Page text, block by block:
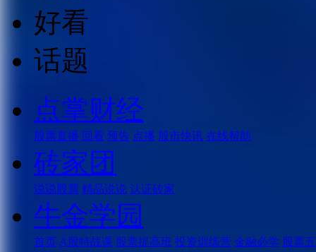
好看
话题
点掌财经
股票直播 回看 预告 点播 股市快讯 在线帮助
砖家团
说说股票 精品说说 认证砖家
牛金学园
首页 A股特战课 股票提高班 投资训练营 金融必学 股票